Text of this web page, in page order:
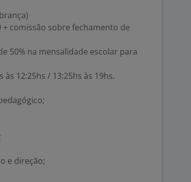
+ comissão sobre fechamento de
50% na mensalidade escolar para
12:25hs / 13:25hs às 19hs.
e direção;